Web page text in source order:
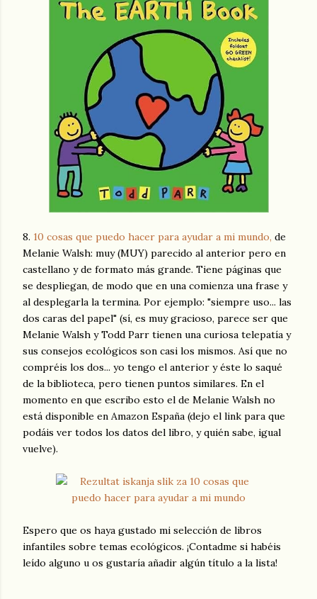
8. 10 cosas que puedo hacer para ayudar a mi mundo, de
Melanie Walsh: muy (MUY) parecido al anterior pero en
castellano y de formato más grande. Tiene páginas que
se despliegan, de modo que en una comienza una frase y
al desplegarla la termina. Por ejemplo: "siempre uso... las
dos caras del papel" (sí, es muy gracioso, parece ser que
Melanie Walsh y Todd Parr tienen una curiosa telepatía y
sus consejos ecológicos son casi los mismos. Así que no
compréis los dos... yo tengo el anterior y éste lo saqué
de la biblioteca, pero tienen puntos similares. En el
momento en que escribo esto el de Melanie Walsh no
está disponible en Amazon España (dejo el link para que
podáis ver todos los datos del libro, y quién sabe, igual
vuelve).
Espero que os haya gustado mi selección de libros
infantiles sobre temas ecológicos. ¡Contadme si habéis
leído alguno u os gustaría añadir algún título a la lista!